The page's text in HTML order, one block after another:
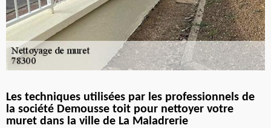
Les techniques utilisées par les professionnels de
la société Demousse toit pour nettoyer votre
muret dans la ville de La Maladrerie